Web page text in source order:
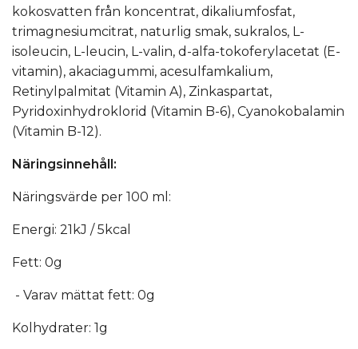
kokosvatten från koncentrat, dikaliumfosfat,
trimagnesiumcitrat, naturlig smak, sukralos, L-
isoleucin, L-leucin, L-valin, d-alfa-tokoferylacetat (E-
vitamin), akaciagummi, acesulfamkalium,
Retinylpalmitat (Vitamin A), Zinkaspartat,
Pyridoxinhydroklorid (Vitamin B-6), Cyanokobalamin
(Vitamin B-12).
Näringsinnehåll:
Näringsvärde per 100 ml:
Energi: 21kJ / 5kcal
Fett: 0g
- Varav mättat fett: 0g
Kolhydrater: 1g